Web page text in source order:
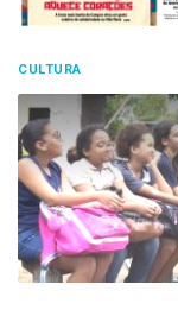
CULTURA